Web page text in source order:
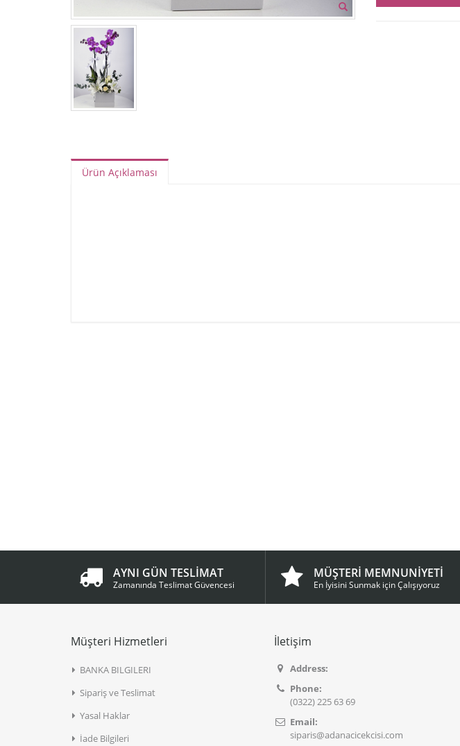
Ürün Açıklaması
AYNI GÜN TESLİMAT
Zamanında Teslimat Güvencesi
MÜŞTERİ MEMNUNİYETİ
En İyisini Sunmak için Çalışıyoruz
Müşteri Hizmetleri
BANKA BILGILERI
Sipariş ve Teslimat
Yasal Haklar
İade Bilgileri
İletişim
Address:
Phone:
(0322) 225 63 69
Email:
siparis@adanacicekcisi.com